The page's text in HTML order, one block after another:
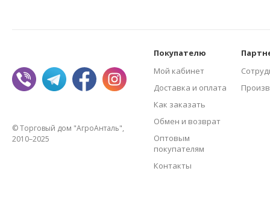
© Торговый дом "АгроАнталь",
2010–2025
Покупателю
Мой кабинет
Доставка и оплата
Как заказать
Обмен и возврат
Оптовым
покупателям
Контакты